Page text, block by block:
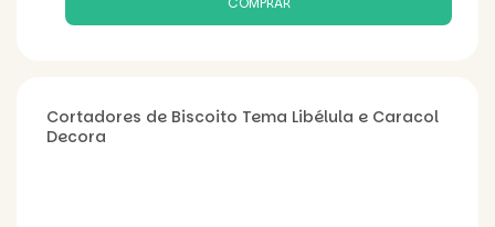
Cortadores de Biscoito Tema Libélula e Caracol
Decora